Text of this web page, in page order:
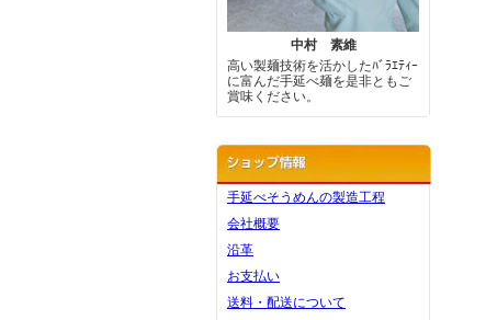
中村 素維
高い製麺技術を活かしたﾊﾞﾗｴﾃｨｰ
に富んだ手延べ麺を是非ともご
賞味ください。
手延べそうめんの製造工程
会社概要
沿革
お支払い
送料・配送について